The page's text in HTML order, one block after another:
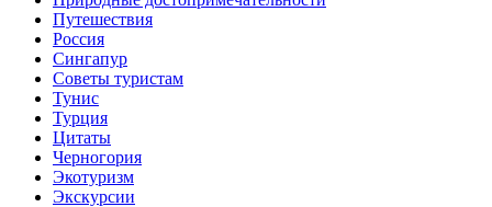
Путешествия
Россия
Сингапур
Советы туристам
Тунис
Турция
Цитаты
Черногория
Экотуризм
Экскурсии